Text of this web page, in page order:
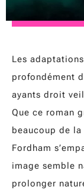
Les
profondément
ayants droit
Que ce roman
beaucoup de
Fordham
image semble
prolonger